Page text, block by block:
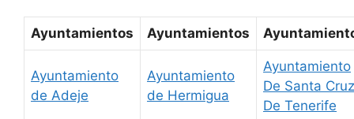
Ayuntamientos Ayuntamientos
Ayuntamiento
de Adeje
Ayuntamiento
de Hermigua
Ayuntamiento
De Santa Cruz
De Tenerife